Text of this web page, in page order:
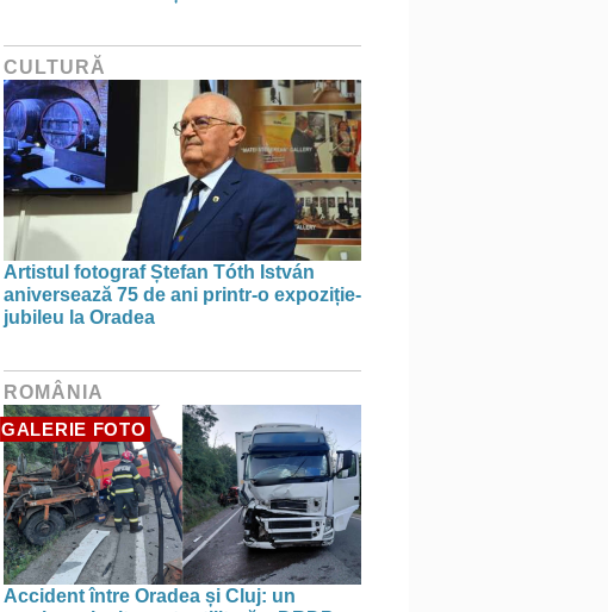
CULTURĂ
Artistul fotograf Ștefan Tóth István
aniversează 75 de ani printr-o expoziție-
jubileu la Oradea
ROMÂNIA
GALERIE FOTO
Accident între Oradea și Cluj: un